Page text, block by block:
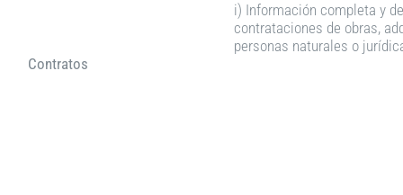
Contratos
i) Información completa y
contrataciones de obras,
personas naturales o